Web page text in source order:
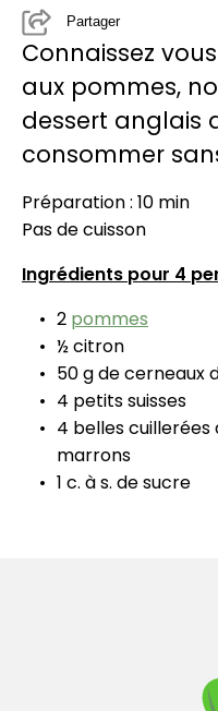
Partager
Connaissez
aux pommes,
dessert anglais
consommer
Préparation : 10 min
Pas de cuisson
Ingrédients pour 4
2 pommes
½ citron
50 g de cerneaux
4 petits suisses
4 belles
marrons
1 c. à s. de sucre